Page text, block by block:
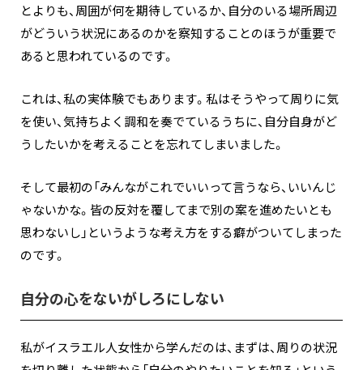
とよりも、周囲が何を期待しているか、自分のいる場所周辺
がどういう状況にあるのかを察知することのほうが重要で
あると思われているのです。
これは、私の実体験でもあります。私はそうやって周りに気
を使い、気持ちよく調和を奏でているうちに、自分自身がど
うしたいかを考えることを忘れてしまいました。
そして最初の「みんながこれでいいって言うなら、いいんじ
ゃないかな。皆の反対を覆してまで別の案を進めたいとも
思わないし」というような考え方をする癖がついてしまった
のです。
自分の心をないがしろにしない
私がイスラエル人女性から学んだのは、まずは、周りの状況